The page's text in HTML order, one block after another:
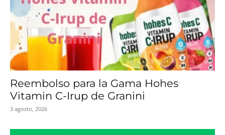
Reembolso para la Gama Hohes
Vitamin C-Irup de Granini
3 agosto, 2026